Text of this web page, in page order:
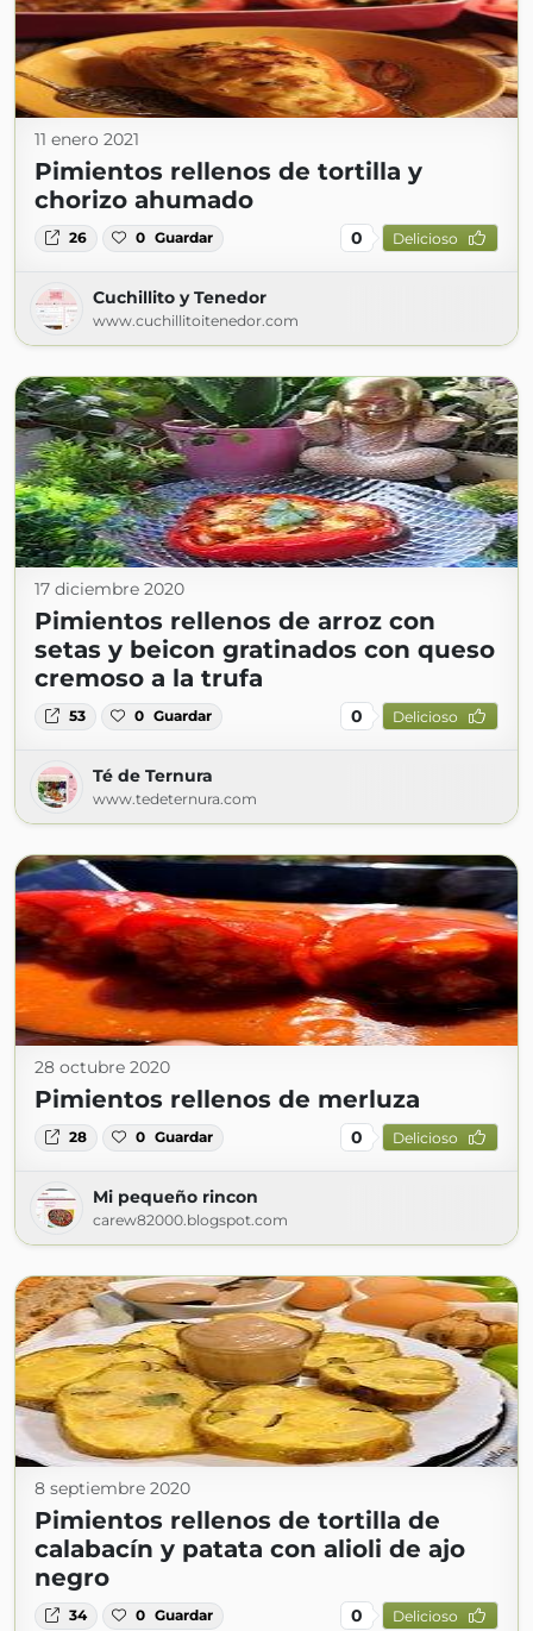
11 enero 2021
Pimientos rellenos de tortilla y
chorizo ahumado
26 0 Guardar 0 Delicioso
Cuchillito y Tenedor
www.cuchillitoitenedor.com
17 diciembre 2020
Pimientos rellenos de arroz con
setas y beicon gratinados con queso
cremoso a la trufa
53 0 Guardar 0 Delicioso
Té de Ternura
www.tedeternura.com
28 octubre 2020
Pimientos rellenos de merluza
28 0 Guardar 0 Delicioso
Mi pequeño rincon
carew82000.blogspot.com
8 septiembre 2020
Pimientos rellenos de tortilla de
calabacín y patata con alioli de ajo
negro
34 0 Guardar 0 Delicioso